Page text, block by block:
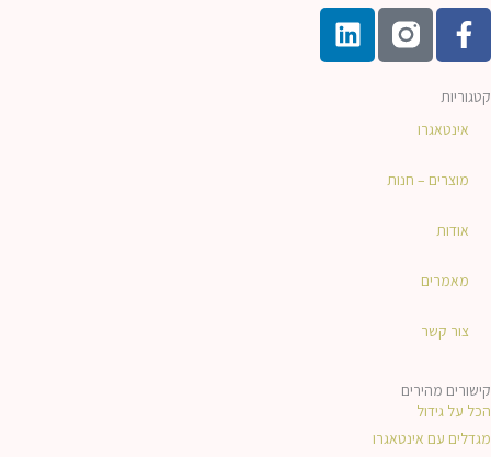
F
a
c
e
b
o
-
L
i
n
קטגוריות
אינטאגרו
מוצרים – חנות
אודות
מאמרים
צור קשר
קישורים מהירים
הכל על גידול
מגדלים עם אינטאגרו